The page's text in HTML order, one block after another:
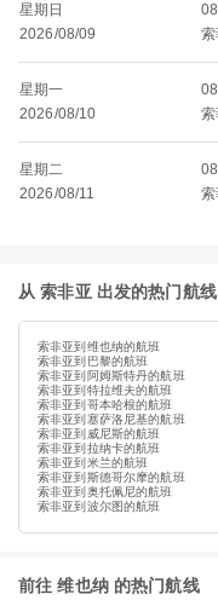
星期日
2026/08/09
星期一
2026/08/10
星期二
2026/08/11
从 索非亚 出发的热门航线
索非亚到维也纳的航班
索非亚到巴黎的航班
索非亚到阿姆斯特丹的航班
索非亚到特拉维夫的航班
索非亚到哥本哈根的航班
索非亚到塞萨洛尼基的航班
索非亚到威尼斯的航班
索非亚到拉纳卡的航班
索非亚到米兰的航班
索非亚到斯德哥尔摩的航班
索非亚到奥托佩尼的航班
索非亚到波尔图的航班
前往 维也纳 的热门航线